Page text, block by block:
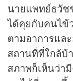
นายแพทย์ธวัช
ได้คุยกับคนไข้
ตามอาการแล
สถานที่ที่ใกล้บ้
สภาพก็เห็นว่า